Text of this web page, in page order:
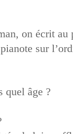
on écrit
sur
quel âge ?